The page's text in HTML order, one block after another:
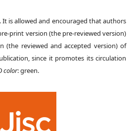
is allowed and encouraged that authors
print version (the pre-reviewed version)
(the reviewed and accepted version) of
since it promotes its circulation
color: green.